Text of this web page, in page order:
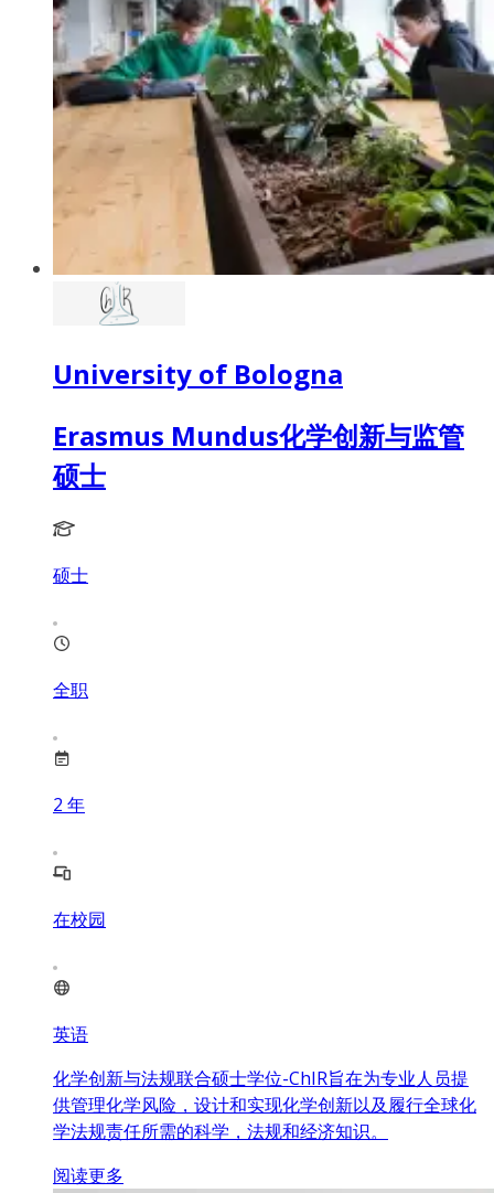
University of Bologna
Erasmus Mundus化学创新与监管
硕士
硕士
全职
2 年
在校园
英语
化学创新与法规联合硕士学位-ChIR旨在为专业人员提
供管理化学风险，设计和实现化学创新以及履行全球化
学法规责任所需的科学，法规和经济知识。
阅读更多